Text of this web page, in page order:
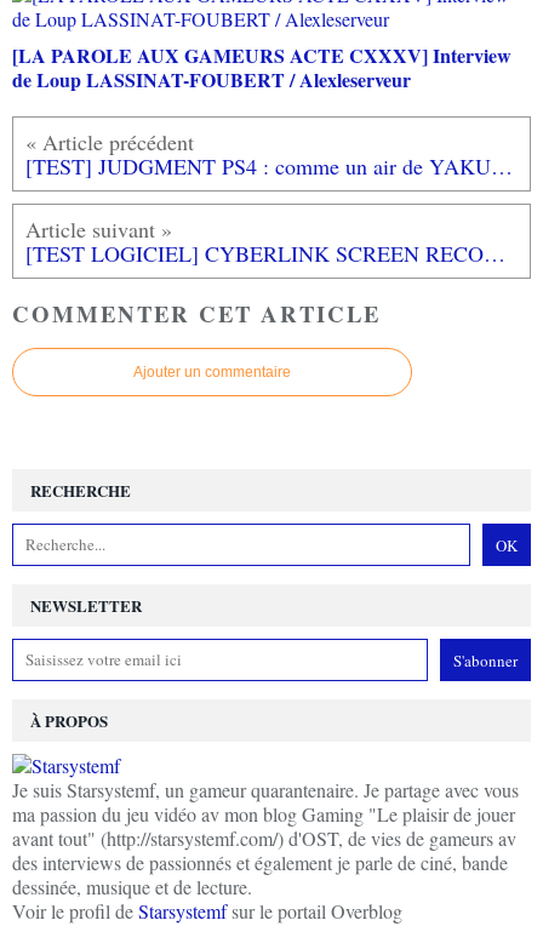
[LA PAROLE AUX GAMEURS ACTE CXXXV] Interview
de Loup LASSINAT-FOUBERT / Alexleserveur
[TEST] JUDGMENT PS4 : comme un air de YAKUZA et c'est très comme ça!
[TEST LOGICIEL] CYBERLINK SCREEN RECORDER 4 PC
COMMENTER CET ARTICLE
Ajouter un commentaire
NEWSLETTER
RECHERCHE
À PROPOS
Je suis Starsystemf, un gameur quarantenaire. Je partage avec vous
ma passion du jeu vidéo av mon blog Gaming "Le plaisir de jouer
avant tout" (http://starsystemf.com/) d'OST, de vies de gameurs av
des interviews de passionnés et également je parle de ciné, bande
dessinée, musique et de lecture.
Voir le profil deStarsystemfsur le portail Overblog